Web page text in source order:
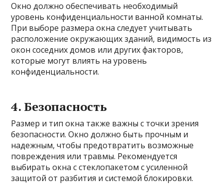
Окно должно обеспечивать необходимый
уровень конфиденциальности ванной комнаты.
При выборе размера окна следует учитывать
расположение окружающих зданий, видимость из
окон соседних домов или других факторов,
которые могут влиять на уровень
конфиденциальности.
4. Безопасность
Размер и тип окна также важны с точки зрения
безопасности. Окно должно быть прочным и
надежным, чтобы предотвратить возможные
повреждения или травмы. Рекомендуется
выбирать окна с стеклопакетом с усиленной
защитой от разбития и системой блокировки.